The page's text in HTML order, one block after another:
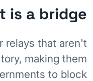
is a bridge
relays that aren't
making them
to block.